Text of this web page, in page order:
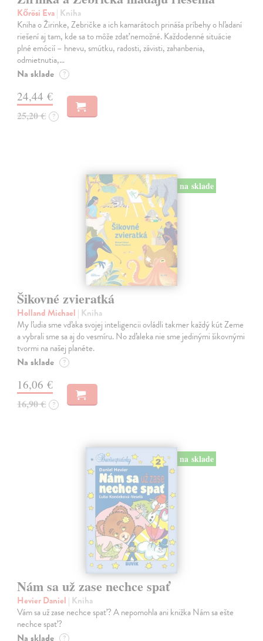
Kőrösi Eva| Kniha
Kniha o Žirinke, Zebričke a ich kamarátoch prináša príbehy o hľadaní
riešení aj tam, kde sa to môže zdať nemožné. Každodenné situácie
plné emócií – hnevu, smútku, radosti, závisti, zahanbenia,
odmietnutia,…
Na sklade ?
24,44 €
25,20 € ?
na sklade
Šikovné zvieratká
Holland Michael | Kniha
My ľudia sme vďaka svojej inteligencii ovládli takmer každý kút Zeme
a vybrali sme sa aj do vesmíru. No zďaleka nie sme jedinými šikovnými
tvormi na našej planéte.
Na sklade ?
16,06 €
16,90 € ?
na sklade
Nám sa už zase nechce spať
Hevier Daniel | Kniha
Vám sa už zase nechce spať? A nepomohla ani knižka Nám sa ešte
nechce spať?
Na sklade ?